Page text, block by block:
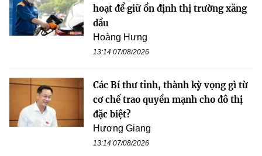
hoạt để giữ ổn định thị trường xăng
dầu
Hoàng Hưng
13:14 07/08/2026
Các Bí thư tỉnh, thành kỳ vọng gì từ
cơ chế trao quyền mạnh cho đô thị
đặc biệt?
Hương Giang
13:14 07/08/2026